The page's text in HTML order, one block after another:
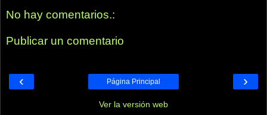
No hay comentarios.:
Publicar un comentario
‹ ›
Página Principal
Ver la versión web